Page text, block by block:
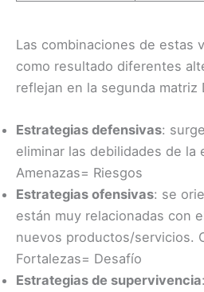
Las combinaciones de estas
como resultado diferentes
reflejan en la segunda matriz
Estrategias defensivas:
eliminar las debilidades de la
Amenazas= Riesgos
Estrategias ofensivas: se
están muy relacionadas con
nuevos productos/servicios.
Fortalezas= Desafío
Estrategias de supervivencia